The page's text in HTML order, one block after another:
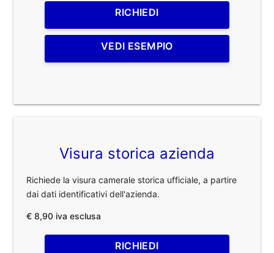
RICHIEDI
VEDI ESEMPIO
Visura storica azienda
Richiede la visura camerale storica ufficiale, a partire
dai dati identificativi dell'azienda.
€ 8,90 iva esclusa
RICHIEDI